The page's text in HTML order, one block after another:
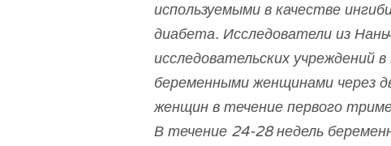
используемыми в качестве
диабета. Исследователи из
исследовательских учреждений
беременными женщинами через
женщин в течение первого
В течение 24-28 недель